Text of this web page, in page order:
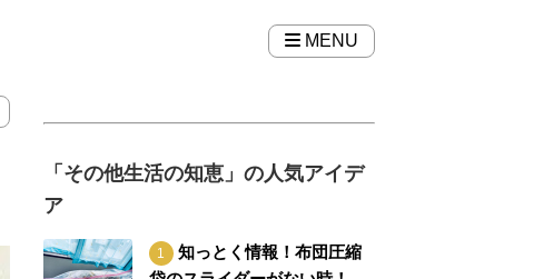
MENU
「その他生活の知恵」の人気アイデ
ア
知っとく情報！布団圧縮